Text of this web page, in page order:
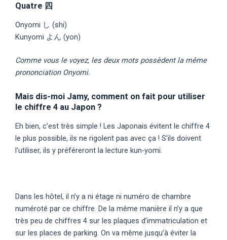
Quatre 四
Onyomi し (shi)
Kunyomi よん (yon)
Comme vous le voyez, les deux mots possèdent la même
prononciation Onyomi.
Mais dis-moi Jamy, comment on fait pour utiliser
le chiffre 4 au Japon ?
Eh bien, c’est très simple ! Les Japonais évitent le chiffre 4
le plus possible, ils ne rigolent pas avec ça ! S’ils doivent
l’utiliser, ils y préféreront la lecture kun-yomi.
Dans les hôtel, il n’y a ni étage ni numéro de chambre
numéroté par ce chiffre. De la même manière il n’y a que
très peu de chiffres 4 sur les plaques d’immatriculation et
sur les places de parking. On va même jusqu’à éviter la